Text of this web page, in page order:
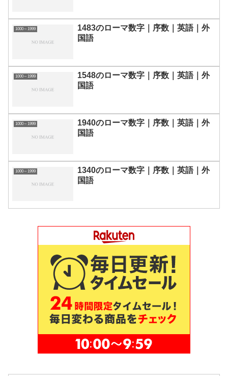
1000～1999
1483のローマ数字｜序数｜英語｜外
国語
1000～1999
1548のローマ数字｜序数｜英語｜外
国語
1000～1999
1940のローマ数字｜序数｜英語｜外
国語
1000～1999
1340のローマ数字｜序数｜英語｜外
国語